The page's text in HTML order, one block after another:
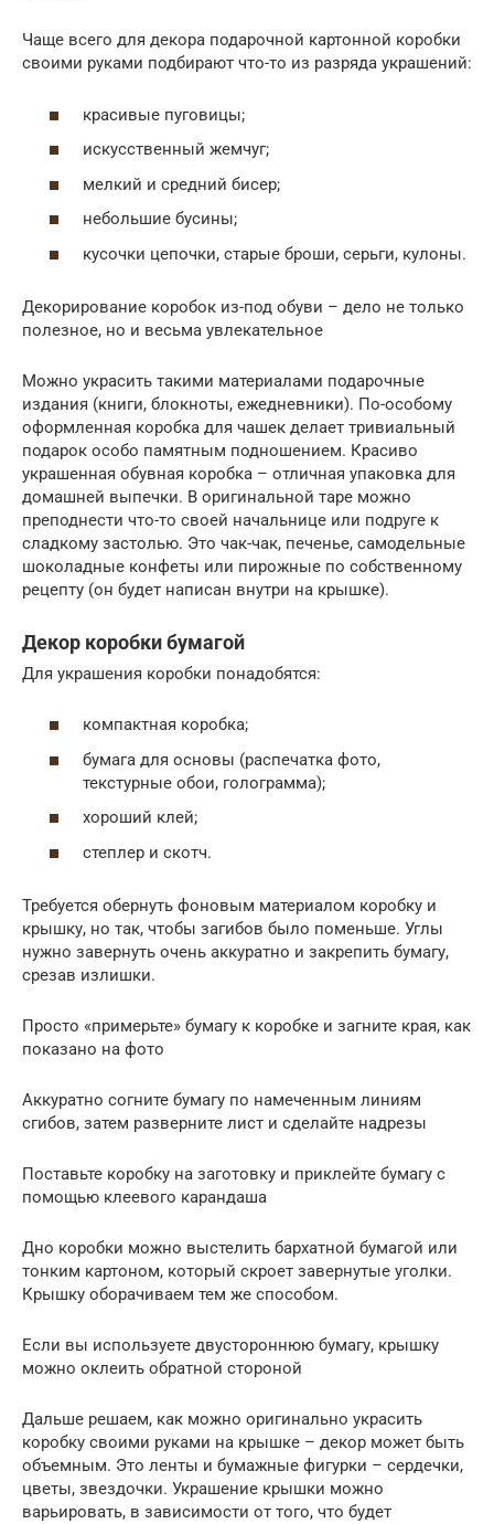
Чаще всего для декора подарочной картонной коробки
своими руками подбирают что-то из разряда украшений:
красивые пуговицы;
искусственный жемчуг;
мелкий и средний бисер;
небольшие бусины;
кусочки цепочки, старые броши, серьги, кулоны.
Декорирование коробок из-под обуви – дело не только
полезное, но и весьма увлекательное
Можно украсить такими материалами подарочные
издания (книги, блокноты, ежедневники). По-особому
оформленная коробка для чашек делает тривиальный
подарок особо памятным подношением. Красиво
украшенная обувная коробка – отличная упаковка для
домашней выпечки. В оригинальной таре можно
преподнести что-то своей начальнице или подруге к
сладкому застолью. Это чак-чак, печенье, самодельные
шоколадные конфеты или пирожные по собственному
рецепту (он будет написан внутри на крышке).
Декор коробки бумагой
Для украшения коробки понадобятся:
компактная коробка;
бумага для основы (распечатка фото,
текстурные обои, голограмма);
хороший клей;
степлер и скотч.
Требуется обернуть фоновым материалом коробку и
крышку, но так, чтобы загибов было поменьше. Углы
нужно завернуть очень аккуратно и закрепить бумагу,
срезав излишки.
Просто «примерьте» бумагу к коробке и загните края, как
показано на фото
Аккуратно согните бумагу по намеченным линиям
сгибов, затем разверните лист и сделайте надрезы
Поставьте коробку на заготовку и приклейте бумагу с
помощью клеевого карандаша
Дно коробки можно выстелить бархатной бумагой или
тонким картоном, который скроет завернутые уголки.
Крышку оборачиваем тем же способом.
Если вы используете двустороннюю бумагу, крышку
можно оклеить обратной стороной
Дальше решаем, как можно оригинально украсить
коробку своими руками на крышке – декор может быть
объемным. Это ленты и бумажные фигурки – сердечки,
цветы, звездочки. Украшение крышки можно
варьировать, в зависимости от того, что будет